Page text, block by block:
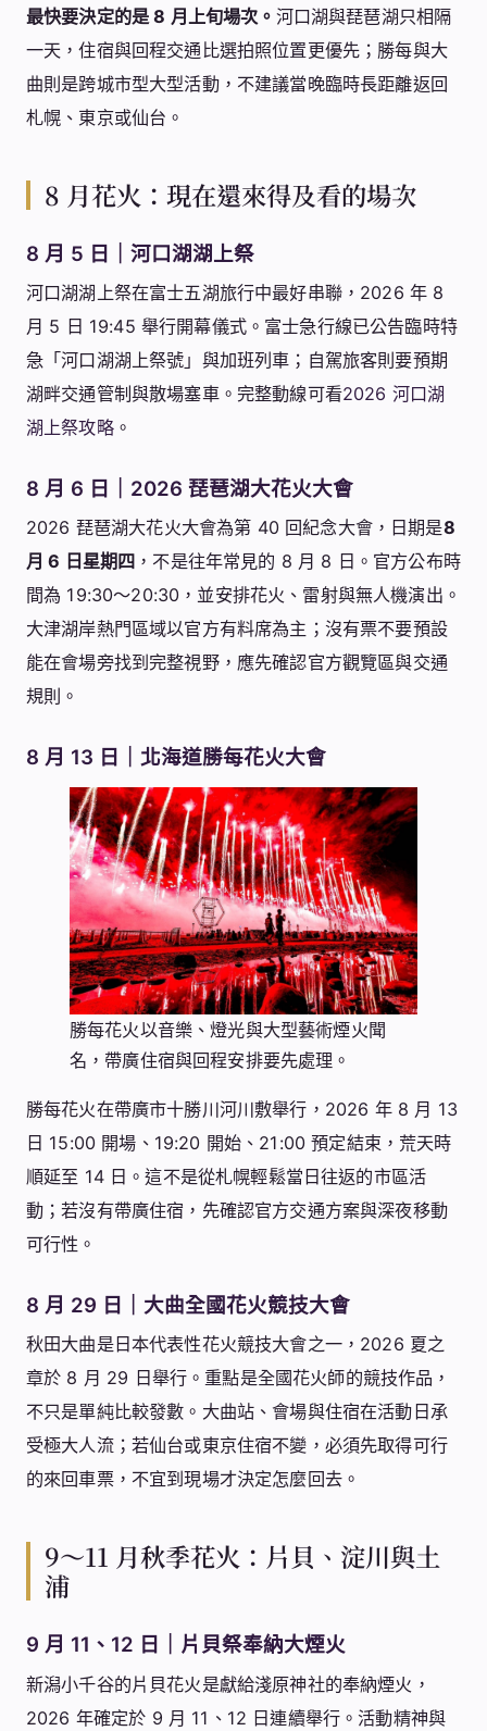
最快要決定的是 8 月上旬場次。 河口湖與琵琶湖只相隔
一天，住宿與回程交通比選拍照位置更優先；勝每與大
曲則是跨城市型大型活動，不建議當晚臨時長距離返回
札幌、東京或仙台。
8 月花火：現在還來得及看的場次
8 月 5 日｜河口湖湖上祭
河口湖湖上祭在富士五湖旅行中最好串聯，2026 年 8
月 5 日 19:45 舉行開幕儀式。富士急行線已公告臨時特
急「河口湖湖上祭號」與加班列車；自駕旅客則要預期
湖畔交通管制與散場塞車。完整動線可看2026 河口湖
湖上祭攻略。
8 月 6 日｜2026 琵琶湖大花火大會
2026 琵琶湖大花火大會為第 40 回紀念大會，日期是8
月 6 日星期四 ，不是往年常見的 8 月 8 日。官方公布時
間為 19:30～20:30，並安排花火、雷射與無人機演出。
大津湖岸熱門區域以官方有料席為主；沒有票不要預設
能在會場旁找到完整視野，應先確認官方觀覽區與交通
規則。
8 月 13 日｜北海道勝每花火大會
勝每花火以音樂、燈光與大型藝術煙火聞
名，帶廣住宿與回程安排要先處理。
勝每花火在帶廣市十勝川河川敷舉行，2026 年 8 月 13
日 15:00 開場、19:20 開始、21:00 預定結束，荒天時
順延至 14 日。這不是從札幌輕鬆當日往返的市區活
動；若沒有帶廣住宿，先確認官方交通方案與深夜移動
可行性。
8 月 29 日｜大曲全國花火競技大會
秋田大曲是日本代表性花火競技大會之一，2026 夏之
章於 8 月 29 日舉行。重點是全國花火師的競技作品，
不只是單純比較發數。大曲站、會場與住宿在活動日承
受極大人流；若仙台或東京住宿不變，必須先取得可行
的來回車票，不宜到現場才決定怎麼回去。
9～11 月秋季花火：片貝、淀川與土
浦
9 月 11、12 日｜片貝祭奉納大煙火
新潟小千谷的片貝花火是獻給淺原神社的奉納煙火，
2026 年確定於 9 月 11、12 日連續舉行。活動精神與